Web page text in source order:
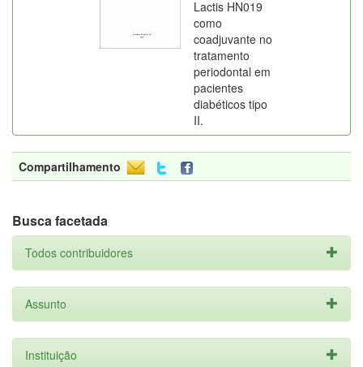
Lactis HN019
como
coadjuvante no
tratamento
periodontal em
pacientes
diabéticos tipo
II.
Compartilhamento
Busca facetada
Todos contribuidores
Assunto
Instituição